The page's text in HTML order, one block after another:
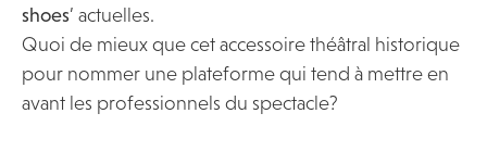
shoes’ actuelles.
Quoi de mieux que cet accessoire théâtral historique
pour nommer une plateforme qui tend à mettre en
avant les professionnels du spectacle?